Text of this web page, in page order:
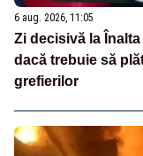
6 aug. 2026, 11:05
Zi decisivă la
dacă trebuie să
grefierilor